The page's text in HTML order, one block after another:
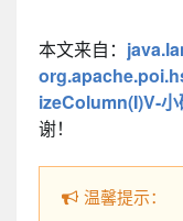
本文来自：
izeColumn(I)V-小
谢！
温馨提示：